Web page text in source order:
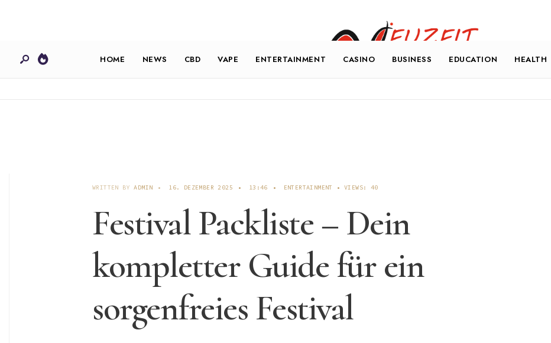
HOME NEWS CBD VAPE ENTERTAINMENT CASINO BUSINESS EDUCATION HEALTH
WRITTEN BYADMIN • 16. DEZEMBER 2025 • 13:46 • ENTERTAINMENT •VIEWS: 40
Festival Packliste – Dein
kompletter Guide für ein
sorgenfreies Festival